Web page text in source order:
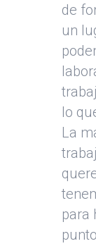
de
un
lo
La
para